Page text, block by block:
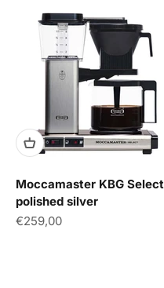
Moccamaster KBG Select
polished silver
Aanbiedingsprijs
€259,00